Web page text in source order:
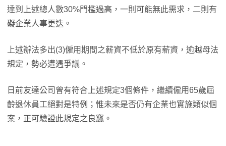
達到上述總人數30%門檻過高，一則可能無此需求，二則有
礙企業人事更迭。
上述辦法多出(3)僱用期間之薪資不低於原有薪資，逾越母法
規定，勢必遭遇爭議。
日前友達公司曾有符合上述規定3個條件，繼續僱用65歲屆
齡退休員工絕對是特例；惟未來是否仍有企業也實施類似個
案，正可驗證此規定之良窳。